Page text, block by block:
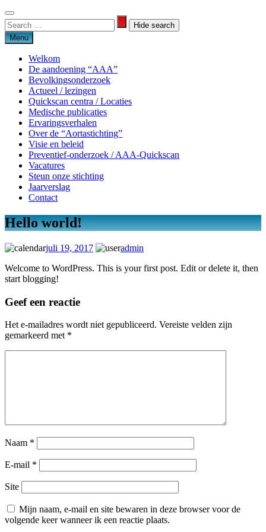
Skip
to
content
Search
for:
Search
Menu
Welkom
De aandoening “AAA”
Bevolkingsonderzoek
Actueel / lezingen
Quickscan centra / Locaties
Medische publicaties
Ervaringsverhalen
Over de “Aortastichting”
Visie en beleid
Preventief-onderzoek / AAA-Quickscan
Vacatures
Steun onze stichting
Jaarverslag
Contact
Aortastichting
Hello world!
juli 19, 2017
admin
Welcome to WordPress. This is your first post. Edit or delete it, then
start blogging!
Geef een reactie
Het e-mailadres wordt niet gepubliceerd. Vereiste velden zijn
gemarkeerd met *
Naam *
E-mail *
Site
Mijn naam, e-mail en site bewaren in deze browser voor de
volgende keer wanneer ik een reactie plaats.